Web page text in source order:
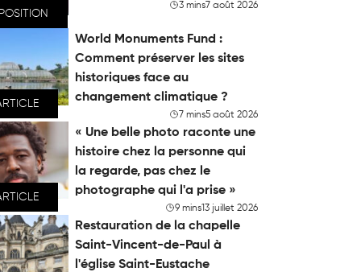
3 mins7 août 2026
World Monuments Fund :
Comment préserver les sites
historiques face au
changement climatique ?
7 mins5 août 2026
« Une belle photo raconte une
histoire chez la personne qui
la regarde, pas chez le
photographe qui l'a prise »
9 mins13 juillet 2026
Restauration de la chapelle
Saint-Vincent-de-Paul à
l'église Saint-Eustache